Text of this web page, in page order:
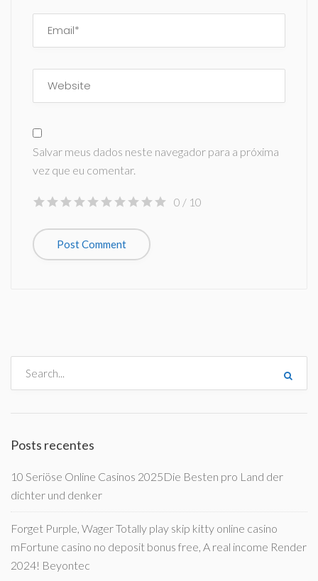
Salvar meus dados neste navegador para a próxima
vez que eu comentar.
0 / 10
Posts recentes
10 Seriöse Online Casinos 2025Die Besten pro Land der
dichter und denker
Forget Purple, Wager Totally play skip kitty online casino
mFortune casino no deposit bonus free, A real income Render
2024! Beyontec